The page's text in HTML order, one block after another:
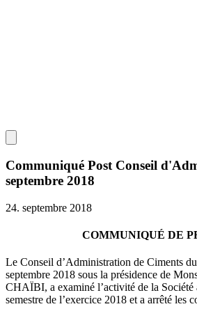
Communiqué Post Conseil
septembre 2018
24. septembre 2018
COMMUNIQUÉ DE
Le Conseil d’Administration de Ciments
septembre 2018 sous la présidence de
CHAÏBI, a examiné l’activité de la Société
semestre de l’exercice 2018 et a arrêté les